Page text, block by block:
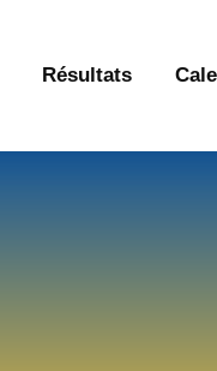
Résultats